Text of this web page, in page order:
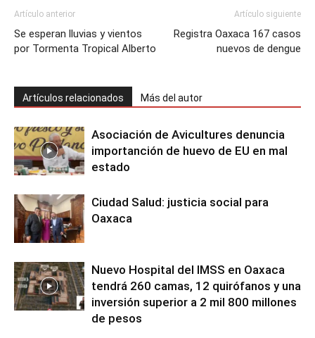
Artículo anterior
Se esperan lluvias y vientos
por Tormenta Tropical Alberto
Artículo siguiente
Registra Oaxaca 167 casos
nuevos de dengue
Artículos relacionados Más del autor
Asociación de Avicultures denuncia
importanción de huevo de EU en mal
estado
Ciudad Salud: justicia social para
Oaxaca
Nuevo Hospital del IMSS en Oaxaca
tendrá 260 camas, 12 quirófanos y una
inversión superior a 2 mil 800 millones
de pesos